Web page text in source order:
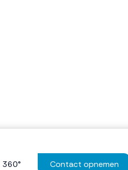
360° Contact opnemen